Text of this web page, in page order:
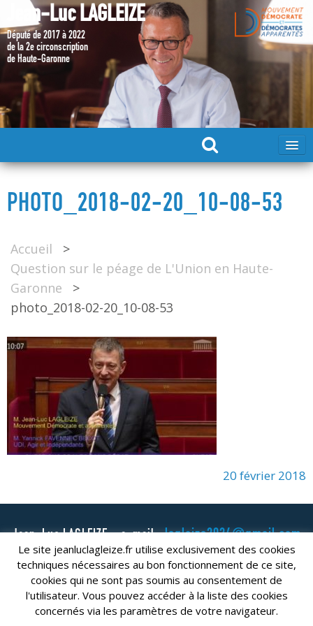
Jean-Luc LAGLEIZE
Député de 2017 à 2022
de la 2e circonscription
de Haute-Garonne
MA CANDIDATURE 2024
DÉPUTÉ 2017 – 2022
MES ACTIONS 2017 – 2022
PHOTO_2018-02-20_10-08-53
Accueil
>
Question sur le péage de L'Union en Haute-
Garonne
>
photo_2018-02-20_10-08-53
20 février 2018
Jean-Luc LAGLEIZE - e-mail :lagleize2024@gmail.com
Mentions Légales- Copyright © 2024. Tous droits réservés.
Le site jeanluclagleize.fr utilise exclusivement des cookies
techniques nécessaires au bon fonctionnement de ce site,
cookies qui ne sont pas soumis au consentement de
l'utilisateur. Vous pouvez accéder à la liste des cookies
concernés via les paramètres de votre navigateur.